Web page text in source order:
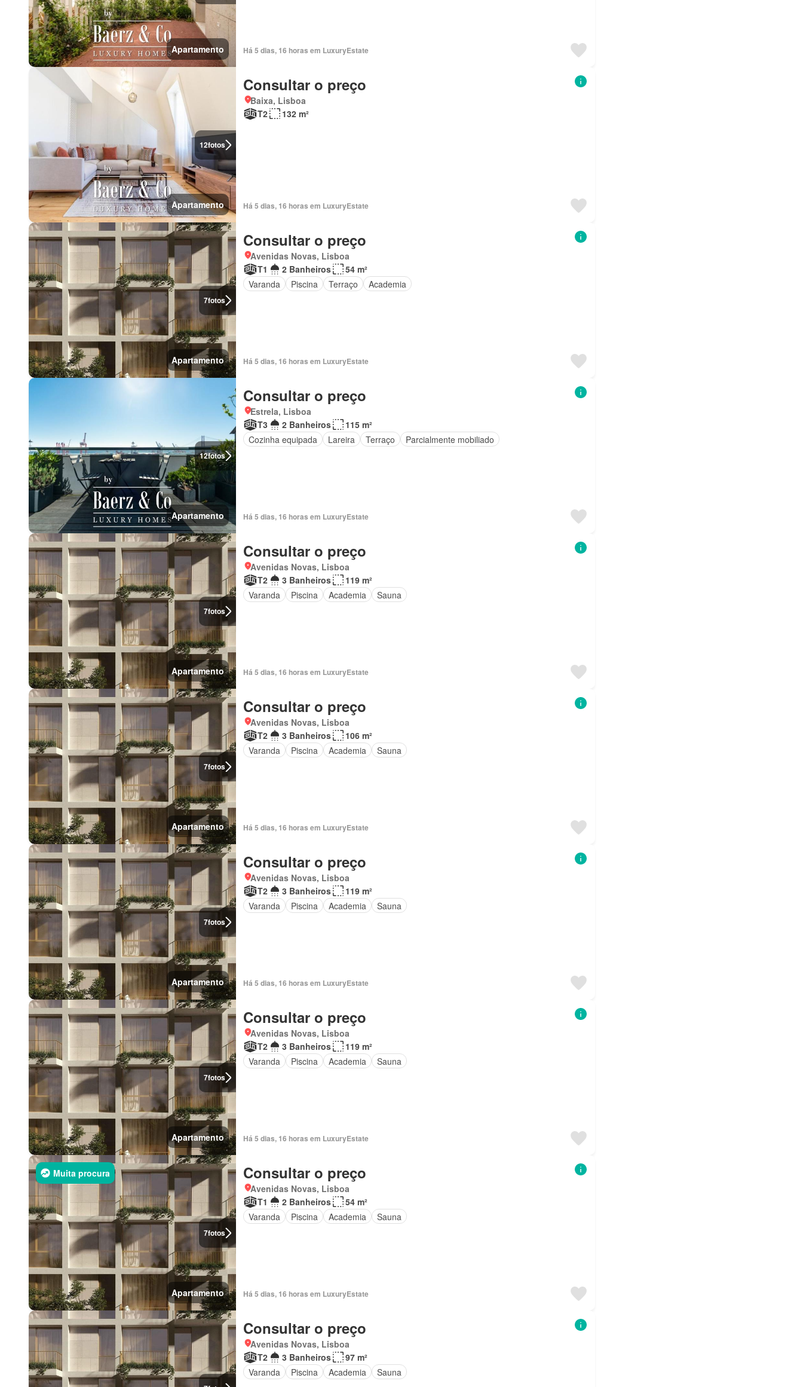
Apartamento Há 5 dias, 16 horas em LuxuryEstate
12fotos
Apartamento
Consultar o preço
Baixa, Lisboa
T2
132 m²
Há 5 dias, 16 horas em LuxuryEstate
7fotos
Apartamento
Consultar o preço
Avenidas Novas, Lisboa
T1
2 Banheiros
54 m²
Varanda
Piscina Terraço Academia
Há 5 dias, 16 horas em LuxuryEstate
12fotos
Apartamento
Consultar o preço
Estrela, Lisboa
T3
2 Banheiros
115 m²
Cozinha equipada
Lareira Terraço Parcialmente mobiliado
Há 5 dias, 16 horas em LuxuryEstate
7fotos
Apartamento
Consultar o preço
Avenidas Novas, Lisboa
T2
3 Banheiros
119 m²
Varanda
Piscina Academia Sauna
Há 5 dias, 16 horas em LuxuryEstate
7fotos
Apartamento
Consultar o preço
Avenidas Novas, Lisboa
T2
3 Banheiros
106 m²
Varanda
Piscina Academia Sauna
Há 5 dias, 16 horas em LuxuryEstate
7fotos
Apartamento
Consultar o preço
Avenidas Novas, Lisboa
T2
3 Banheiros
119 m²
Varanda
Piscina Academia Sauna
Há 5 dias, 16 horas em LuxuryEstate
7fotos
Apartamento
Consultar o preço
Avenidas Novas, Lisboa
T2
3 Banheiros
119 m²
Varanda
Piscina Academia Sauna
Há 5 dias, 16 horas em LuxuryEstate
7fotos
Muita procura
Apartamento
Consultar o preço
Avenidas Novas, Lisboa
T1
2 Banheiros
54 m²
Varanda
Piscina Academia Sauna
Há 5 dias, 16 horas em LuxuryEstate
Consultar o preço
Avenidas Novas, Lisboa
T2
3 Banheiros
97 m²
Varanda
Piscina Academia Sauna